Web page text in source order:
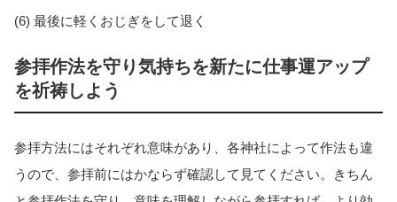
(6) 最後に軽くおじぎをして退く
参拝作法を守り気持ちを新たに仕事運アップ
を祈祷しよう
参拝方法にはそれぞれ意味があり、各神社によって作法も違
うので、参拝前にはかならず確認して見てください。きちん